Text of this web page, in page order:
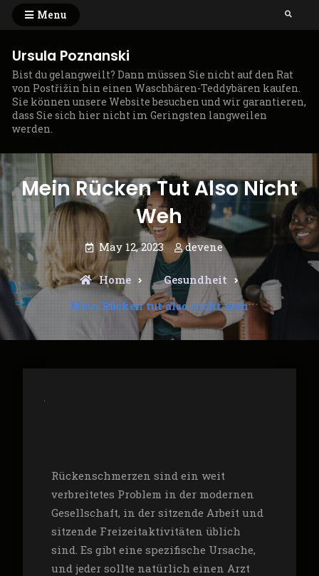
Skip
content
Menu Search
Ursula Poznanski
Bist du gelangweilt? Dann müssen Sie nicht auf den Rat
von Postřižin hin einen Waschbären-Teddybären kaufen.
Sie können unsere Website besuchen und wir garantieren,
dass Sie sich hier nicht im Geringsten langweilen
werden.
Mein Rücken Tut Also Nicht
Weh
May 12, 2023 devene
Home
Gesundheit
Mein Rücken tut also nicht weh
Rückenschmerzen sind ein weit
verbreitetes Problem in der modernen
Gesellschaft, in der sitzende Arbeit und
sitzende Freizeitaktivitäten üblich
sind. Es gibt eine spezifische Ursache,
und jeder sollte natürlich einen Arzt